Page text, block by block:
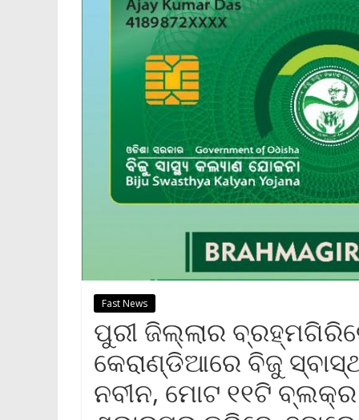
Fast News
ପୁରୀ ଜିଲ୍ଲାର
କେରାଣ୍ଡିଆରେ ବିଜୁ
ନବୀନ, ମୋଟ ୧୧ଟି ବ୍ଲକ୍‌ର